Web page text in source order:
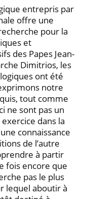
entrepris par
offre une
pour la
et
des Papes Jean-
Dimitrios, les
ont été
notre
tout comme
ne sont pas un
dans la
connaissance
de l’autre
à partir
fois encore que
pas le plus
lequel aboutir à